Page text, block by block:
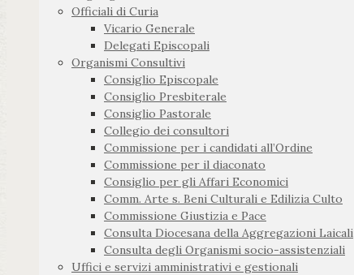
Officiali di Curia
Vicario Generale
Delegati Episcopali
Organismi Consultivi
Consiglio Episcopale
Consiglio Presbiterale
Consiglio Pastorale
Collegio dei consultori
Commissione per i candidati all’Ordine
Commissione per il diaconato
Consiglio per gli Affari Economici
Comm. Arte s. Beni Culturali e Edilizia Culto
Commissione Giustizia e Pace
Consulta Diocesana della Aggregazioni Laicali
Consulta degli Organismi socio-assistenziali
Uffici e servizi amministrativi e gestionali